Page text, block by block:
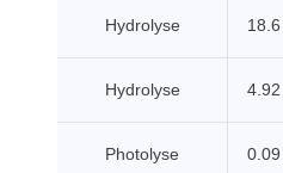
Hydrolyse
Hydrolyse
Photolyse